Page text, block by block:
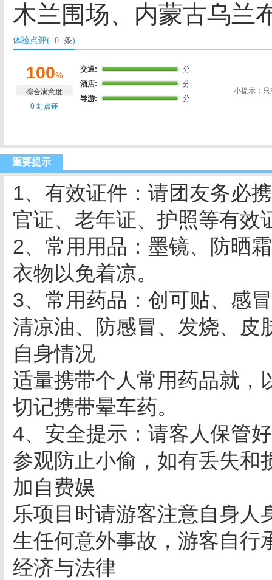
木兰围场、内蒙古乌兰
体验点评( 0 条)
100%
综合满意度
0 封点评
交通:
分
酒店:
分
导游:
分
小提示：
重要提示
1、有效证件：请团友务必
官证、老年证、护照等有效
2、常用用品：墨镜、防晒
衣物以免着凉。
3、常用药品：创可贴、感
清凉油、防感冒、发烧、皮
自身情况
适量携带个人常用药品就，
切记携带晕车药。
4、安全提示：请客人保管
参观防止小偷，如有丢失和
加自费娱
乐项目时请游客注意自身人
生任何意外事故，游客自行
经济与法律